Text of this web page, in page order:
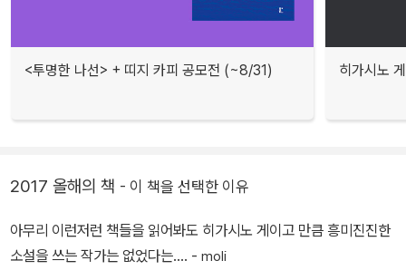
<투명한 나선> + 띠지 카피 공모전 (~8/31) 히가시노
2017 올해의 책 - 이 책을 선택한 이유
아무리 이런저런 책들을 읽어봐도 히가시노 게이고 만큼 흥미진진한
소설을 쓰는 작가는 없었다는.... - moli